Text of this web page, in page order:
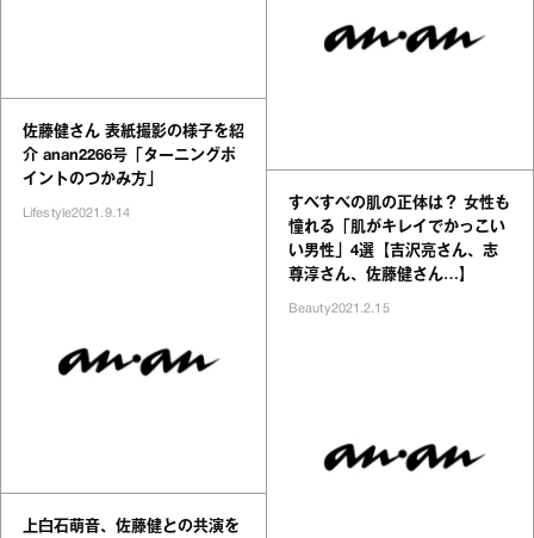
佐藤健さん 表紙撮影の様子を紹
介 anan2266号「ターニングポ
イントのつかみ方」
Lifestyle2021.9.14
上白石萌音、佐藤健との共演を
すべすべの肌の正体は？ 女性も
憧れる「肌がキレイでかっこい
い男性」4選【吉沢亮さん、志
尊淳さん、佐藤健さん…】
Beauty2021.2.15